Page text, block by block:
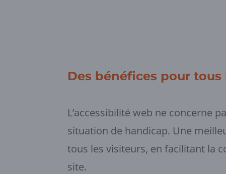
Des bénéfices pour
L’accessibilité web ne concerne
situation de handicap. Une
tous les visiteurs, en facilitant la
site.